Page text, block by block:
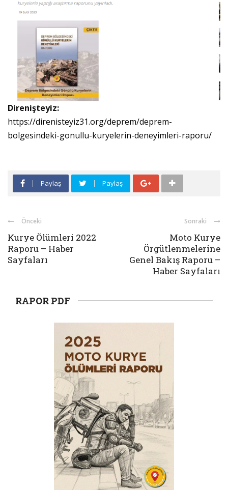
Direnişteyiz:
https://direnisteyiz31.org/deprem/deprem-
bolgesindeki-gonullu-kuryelerin-deneyimleri-raporu/
Paylaş Paylaş
Önceki
Kurye Ölümleri 2022
Raporu – Haber
Sayfaları
Sonraki
Moto Kurye
Örgütlenmelerine
Genel Bakış Raporu –
Haber Sayfaları
RAPOR PDF